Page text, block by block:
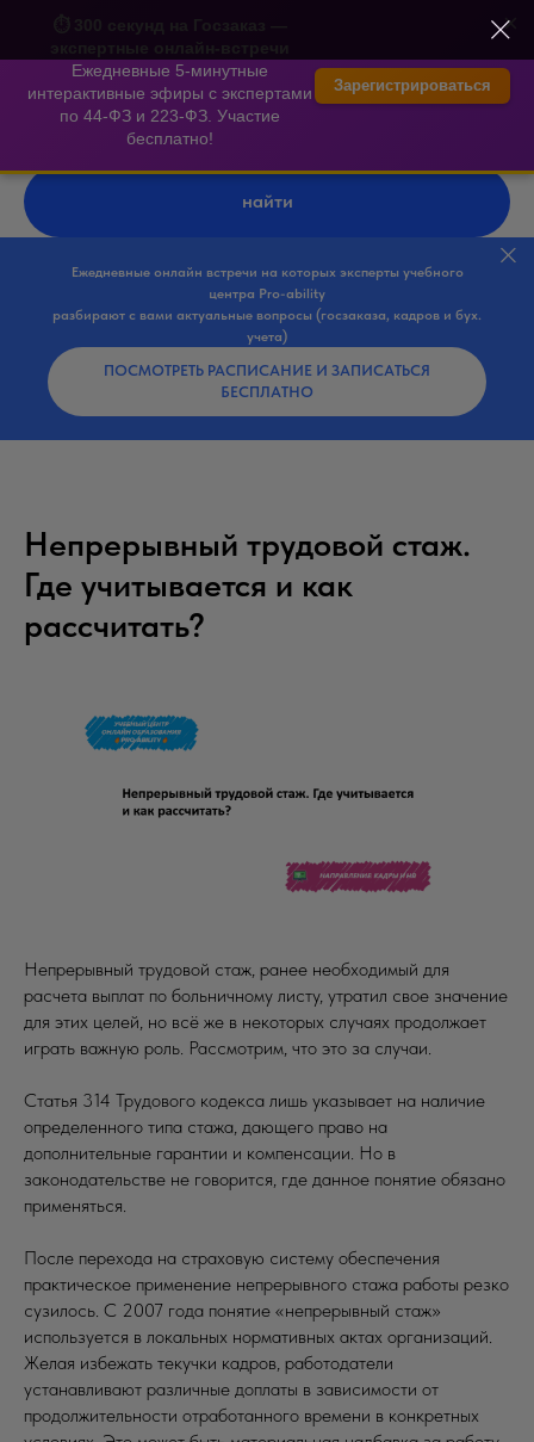
×
Ежедневные 5-минутные
интерактивные эфиры с экспертами
по 44-ФЗ и 223-ФЗ. Участие
бесплатно!
Зарегистрироваться
найти
Ежедневные онлайн встречи на которых эксперты учебного
центра Pro-ability
разбирают с вами актуальные вопросы (госзаказа, кадров и бух.
учета)
ПОСМОТРЕТЬ РАСПИСАНИЕ И ЗАПИСАТЬСЯ
БЕСПЛАТНО
Непрерывный трудовой стаж.
Где учитывается и как
рассчитать?
Непрерывный трудовой стаж, ранее необходимый для
расчета выплат по больничному листу, утратил свое значение
для этих целей, но всё же в некоторых случаях продолжает
играть важную роль. Рассмотрим, что это за случаи.
Статья 314 Трудового кодекса лишь указывает на наличие
определенного типа стажа, дающего право на
дополнительные гарантии и компенсации. Но в
законодательстве не говорится, где данное понятие обязано
применяться.
После перехода на страховую систему обеспечения
практическое применение непрерывного стажа работы резко
сузилось. С 2007 года понятие «непрерывный стаж»
используется в локальных нормативных актах организаций.
Желая избежать текучки кадров, работодатели
устанавливают различные доплаты в зависимости от
продолжительности отработанного времени в конкретных